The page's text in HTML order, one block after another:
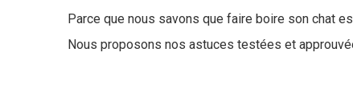
Parce que nous savons que faire boire son chat
Nous proposons nos astuces testées et